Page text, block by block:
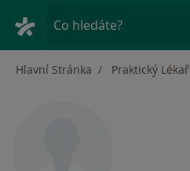
Co hledáte?
Hlavní Stránka Praktický Lékař